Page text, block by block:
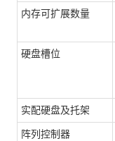
内存可扩展数量
硬盘槽位
实配硬盘及托架
阵列控制器